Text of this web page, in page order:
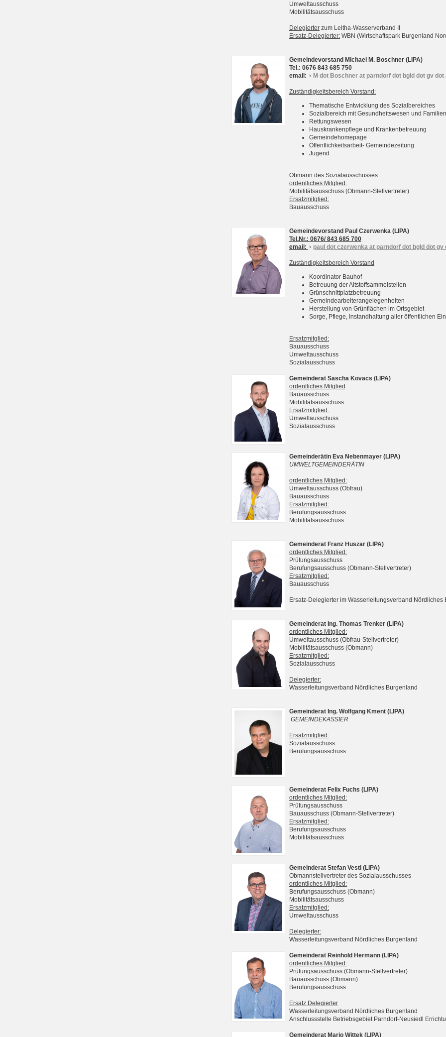
Umweltausschuss
Mobilitätsausschuss
Delegierter zum Leitha-Wasserverband II
Ersatz-Delegierter: WBN (Wirtschaftspark Burgenland
Gemeindevorstand Michael M. Boschner (LIPA)
Tel.: 0676 843 685 750
email:
M dot Boschner at parndorf dot bgld dot gv dot
Zuständigkeitsbereich Vorstand:
Thematische Entwicklung des Sozialbereiches
Sozialbereich mit Gesundheitswesen und
Rettungswesen
Hauskrankenpflege und Krankenbetreuung
Gemeindehomepage
Öffentlichkeitsarbeit- Gemeindezeitung
Jugend
Obmann des Sozialausschusses
ordentliches Mitglied:
Mobilitätsausschuss (Obmann-Stellvertreter)
Ersatzmitglied:
Bauausschuss
Gemeindevorstand Paul Czerwenka (LIPA)
Tel.Nr.: 0676/ 843 685 700
email:
paul dot czerwenka at parndorf dot bgld dot gv
Zuständigkeitsbereich Vorstand
Koordinator Bauhof
Betreuung der Altstoffsammelstellen
Grünschnittplatzbetreuung
Gemeindearbeiterangelegenheiten
Herstellung von Grünflächen im Ortsgebiet
Sorge, Pflege, Instandhaltung aller öffentlichen
Ersatzmitglied:
Bauausschuss
Umweltausschuss
Sozialausschuss
Gemeinderat Sascha Kovacs (LIPA)
ordentliches Mitglied
Bauausschuss
Mobilitätsausschuss
Ersatzmitglied:
Umweltausschuss
Sozialausschuss
Gemeinderätin Eva Nebenmayer (LIPA)
UMWELTGEMEINDERÄTIN
ordentliches Mitglied:
Umweltausschuss (Obfrau)
Bauausschuss
Ersatzmitglied:
Berufungsausschuss
Mobilitätsausschuss
Gemeinderat Franz Huszar (LIPA)
ordentliches Mitglied:
Prüfungsausschuss
Berufungsausschuss (Obmann-Stellvertreter)
Ersatzmitglied:
Bauausschuss
Ersatz-Delegierter im Wasserleitungsverband Nördliches
Gemeinderat Ing. Thomas Trenker (LIPA)
ordentliches Mitglied:
Umweltausschuss (Obfrau-Stellvertreter)
Mobilitätsausschuss (Obmann)
Ersatzmitglied:
Sozialausschuss
Delegierter:
Wasserleitungsverband Nördliches Burgenland
Gemeinderat Ing. Wolfgang Kment (LIPA)
GEMEINDEKASSIER
Ersatzmitglied:
Sozialausschuss
Berufungsausschuss
Gemeinderat Felix Fuchs (LIPA)
ordentliches Mitglied:
Prüfungsausschuss
Bauausschuss (Obmann-Stellvertreter)
Ersatzmitglied:
Berufungsausschuss
Mobilitätsausschuss
Gemeinderat Stefan Vestl (LIPA)
Obmannstellvertreter des Sozialausschusses
ordentliches Mitglied:
Berufungsausschuss (Obmann)
Mobilitätsausschuss
Ersatzmitglied:
Umweltausschuss
Delegierter:
Wasserleitungsverband Nördliches Burgenland
Gemeinderat Reinhold Hermann (LIPA)
ordentliches Mitglied:
Prüfungsausschuss (Obmann-Stellvertreter)
Bauausschuss (Obmann)
Berufungsausschuss
Ersatz Delegierter
Wasserleitungsverband Nördliches Burgenland
Anschlussstelle Betriebsgebiet Parndorf-Neusiedl
Gemeinderat Mario Wittek (LIPA)